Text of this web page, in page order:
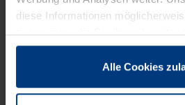
diese Informationen
zusammen, die Sie ihnen
sie im Rahmen Ihrer Nutzung der
wenn diese für den Betrieb dieser
Alle Cookies